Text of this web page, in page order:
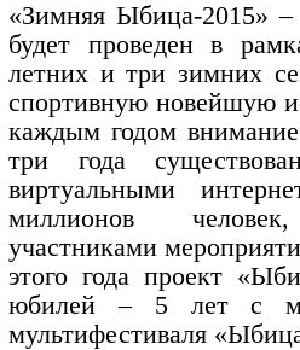
«Зимняя Ыбица-2015» –
будет проведен в
летних и три зимних
спортивную новейшую
каждым годом
три года
виртуальными
миллионов
участниками
этого года проект
юбилей – 5 лет с
мультифестиваля